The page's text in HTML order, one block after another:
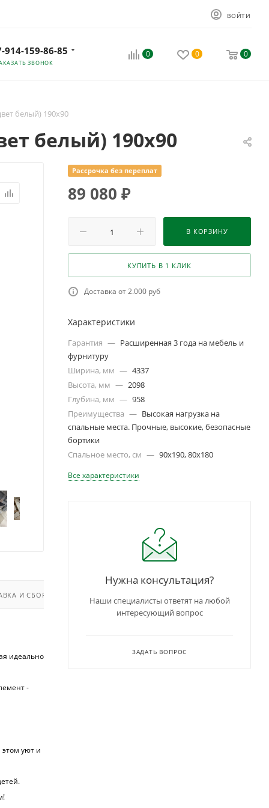
ВОЙТИ
914-159-86-85
ЗВОНОК
0 0 0
белый) 190х90
белый) 190х90
И СБОРКА
идеально
-
этом уют и
Рассрочка без переплат
89 080 ₽
В КОРЗИНУ
КУПИТЬ В 1 КЛИК
Доставка от 2.000 руб
Характеристики
Гарантия — Расширенная 3 года на мебель и
фурнитуру
Ширина, мм — 4337
Высота, мм — 2098
Глубина, мм — 958
Преимущества — Высокая нагрузка на
спальные места. Прочные, высокие, безопасные
бортики
Спальное место, см — 90х190, 80х180
Все характеристики
Нужна консультация?
Наши специалисты ответят на любой
интересующий вопрос
ЗАДАТЬ ВОПРОС